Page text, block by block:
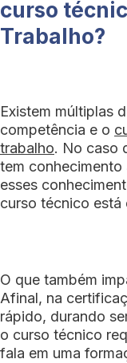
curso
Trabalho?
Existem múltiplas
competência e o
trabalho. No caso
tem
esses
curso técnico está
O que também
Afinal, na
rápido, durando
o curso técnico
fala em uma